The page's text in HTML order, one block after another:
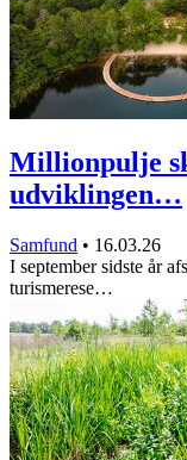
Millionpulje
udviklingen…
Samfund • 16.03.26
I september sidste år
turismerese…